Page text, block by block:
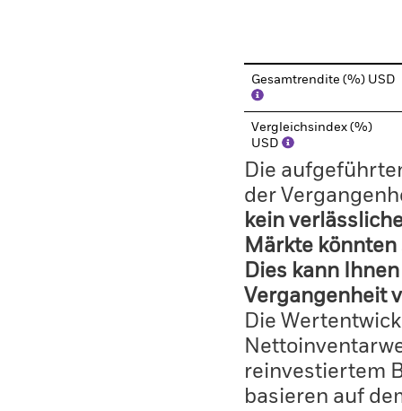
Gesamtrendite (%) USD
Vergleichsindex (%)
USD
Die
der
kein
Märkte
Dies kann
Vergangenheit
Die
reinvestiertem
basieren auf